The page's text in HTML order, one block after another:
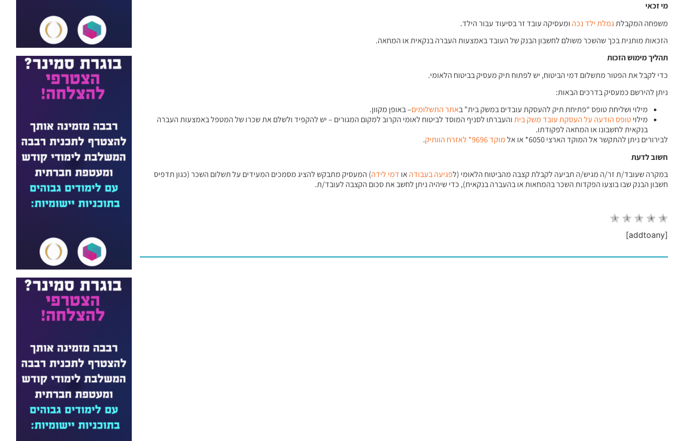
מי זכאי
משפחה המקבלתגמלת ילד נכה ומעסיקה עובד זר בסיעוד עבור הילד.
הזכאות מותנית בכך שהשכר משולם לחשבון הבנק של העובד באמצעות העברה בנקאית או המחאה.
תהליך מימוש הזכות
כדי לקבל את הפטור מתשלום דמי הביטוח, יש לפתוח תיק מעסיק בביטוח הלאומי.
ניתן להירשם כמעסיק בדרכים הבאות:
מילוי ושליחת טופס “פתיחת תיק להעסקת עובדים במשק בית” באתר התשלומים– באופן מקוון.
מילויטופס הודעה על העסקת עובד משק ביתוהעברתו לסניף המוסד לביטוח לאומי הקרוב למקום המגורים – יש להקפיד ולשלם את שכרו של המטפל באמצעות העברה
בנקאית לחשבונו או המחאה לפקודתו.
לבירורים ניתן להתקשר אל המוקד הארצי 6050* או אל
מוקד 9696* לאזרח הוותיק
.
חשוב לדעת
במקרה שעובד/ת זר/ה מגיש/ה תביעה לקבלת קצבה מהביטוח הלאומי (לפגיעה בעבודה או דמי לידה) המעסיק מתבקש להציג מסמכים המעידים על תשלום השכר (כגון תדפיס
חשבון הבנק שבו בוצעו הפקדות השכר בהמחאות או בהעברה בנקאית), כדי שיהיה ניתן לחשב את סכום הקצבה לעובד/ת.
[addtoany]